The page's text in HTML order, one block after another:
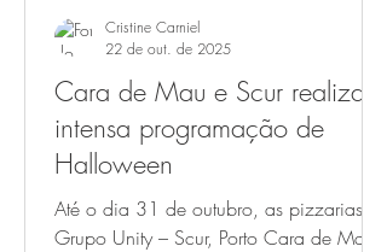
Cara de Mau e Scur realizam
intensa programação de
Halloween
Até o dia 31 de outubro, as pizzarias do
Grupo Unity – Scur, Porto Cara de Mau e
Cristine Carniel
22 de out. de 2025